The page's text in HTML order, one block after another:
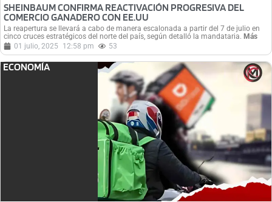
SHEINBAUM CONFIRMA REACTIVACIÓN PROGRESIVA DEL
COMERCIO GANADERO CON EE.UU
La reapertura se llevará a cabo de manera escalonada a partir del 7 de julio en
cinco cruces estratégicos del norte del país, según detalló la mandataria. Más
01 julio, 2025
12:58 pm 53
ECONOMÍA